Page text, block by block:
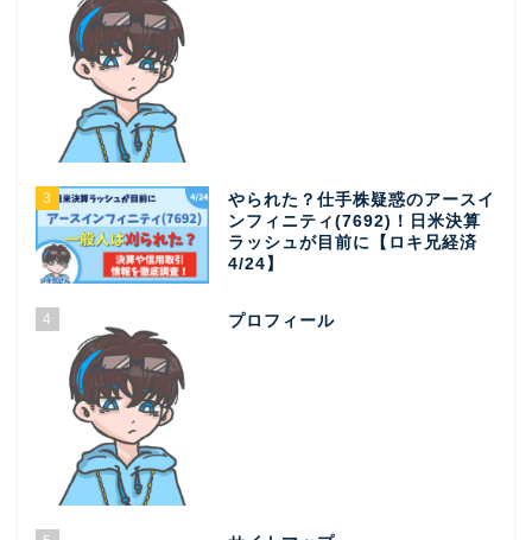
3
やられた？仕手株疑惑のアースイ
ンフィニティ(7692)！日米決算
ラッシュが目前に【ロキ兄経済
4/24】
4 プロフィール